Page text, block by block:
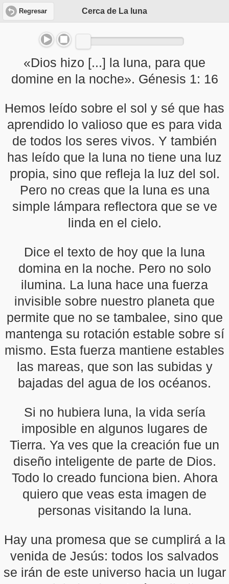
Regresar Cerca de La luna
«Dios hizo [...] la luna, para que
domine en la noche». Génesis 1: 16
Hemos leído sobre el sol y sé que has
aprendido lo valioso que es para vida
de todos los seres vivos. Y también
has leído que la luna no tiene una luz
propia, sino que refleja la luz del sol.
Pero no creas que la luna es una
simple lámpara reflectora que se ve
linda en el cielo.
Dice el texto de hoy que la luna
domina en la noche. Pero no solo
ilumina. La luna hace una fuerza
invisible sobre nuestro planeta que
permite que no se tambalee, sino que
mantenga su rotación estable sobre sí
mismo. Esta fuerza mantiene estables
las mareas, que son las subidas y
bajadas del agua de los océanos.
Si no hubiera luna, la vida sería
imposible en algunos lugares de
Tierra. Ya ves que la creación fue un
diseño inteligente de parte de Dios.
Todo lo creado funciona bien. Ahora
quiero que veas esta imagen de
personas visitando la luna.
Hay una promesa que se cumplirá a la
venida de Jesús: todos los salvados
se irán de este universo hacia un lugar